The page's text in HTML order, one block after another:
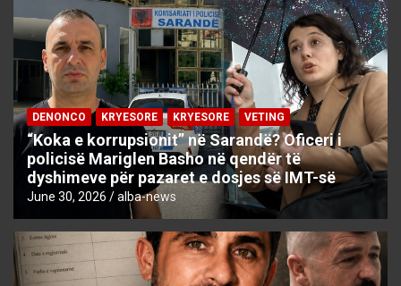
DENONCO KRYESORE KRYESORE VETING
“Koka e korrupsionit” në Sarandë? Oficeri i
policisë Mariglen Basho në qendër të
dyshimeve për pazaret e dosjes së IMT-së
June 30, 2026 alba-news